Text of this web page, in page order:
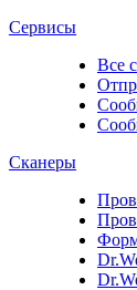
Сервисы
Все
Сканеры